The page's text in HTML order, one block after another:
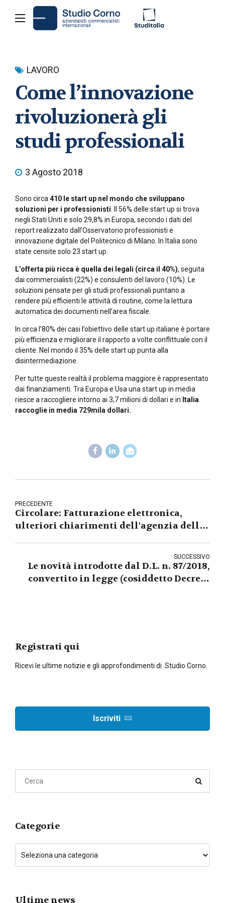
LAVORO
Come l’innovazione
rivoluzionerà gli
studi professionali
3 Agosto 2018
Sono circa 410 le start up nel mondo che sviluppano
soluzioni per i professionisti . Il 56% delle start up si trova
negli Stati Uniti e solo 29,8% in Europa, secondo i dati del
report realizzato dall’Osservatorio professionisti e
innovazione digitale del Politecnico di Milano. In Italia sono
state censite solo 23 start up.
L’offerta più ricca è quella dei legali (circa il 40%), seguita
dai commercialisti (22%) e consulenti del lavoro (10%). Le
soluzioni pensate per gli studi professionali puntano a
rendere più efficienti le attività di routine, come la lettura
automatica dei documenti nell’area fiscale.
In circa l’80% dei casi l’obiettivo delle start up italiane è portare
più efficienza e migliorare il rapporto a volte conflittuale con il
cliente. Nel mondo il 35% delle start up punta alla
disintermediazione.
Per tutte queste realtà il problema maggiore è rappresentato
dai finanziamenti. Tra Europa e Usa una start up in media
riesce a raccogliere intorno ai 3,7 milioni di dollari e in Italia
raccoglie in media 729mila dollari.
PRECEDENTE
Circolare: Fatturazione elettronica,
ulteriori chiarimenti dell'agenzia delle
SUCCESSIVO
Le novità introdotte dal D.L. n. 87/2018,
convertito in legge (cosiddetto Decreto
Registrati qui
Ricevi le ultime notizie e gli approfondimenti di Studio Corno.
Iscriviti
Categorie
Ultime news